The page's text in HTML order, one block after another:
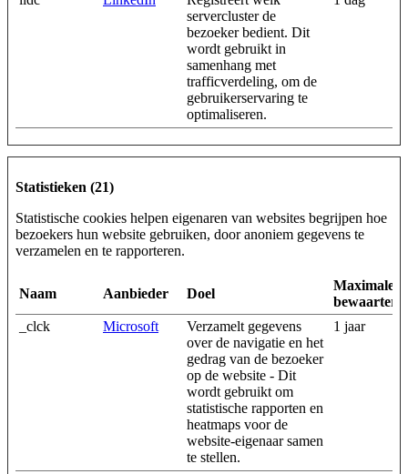
servercluster de
bezoeker bedient. Dit
wordt gebruikt in
samenhang met
trafficverdeling, om de
gebruikerservaring te
optimaliseren.
Statistieken (21)
Statistische cookies helpen eigenaren van websites begrijpen hoe
bezoekers hun website gebruiken, door anoniem gegevens te
verzamelen en te rapporteren.
Naam Aanbieder Doel
Maximale
_clck
Microsoft
Verzamelt gegevens
over de navigatie en het
gedrag van de bezoeker
op de website - Dit
wordt gebruikt om
statistische rapporten en
heatmaps voor de
website-eigenaar samen
te stellen.
1 jaar